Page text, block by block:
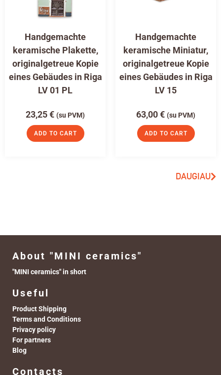
Handgemachte
keramische Plakette,
originalgetreue Kopie
eines Gebäudes in Riga
LV 01 PL
23,25€ (su PVM)
ADD TO CART
Handgemachte
keramische Miniatur,
originalgetreue Kopie
eines Gebäudes in Riga
LV 15
63,00€ (su PVM)
ADD TO CART
DAUGIAU
About "MINI ceramics"
"MINI ceramics" in short
Useful
Product Shipping
Terms and Conditions
Privacy policy
For partners
Blog
Contacts